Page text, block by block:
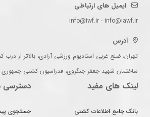
ایمیل های ارتباطی
info@iwf.ir - info@iawf.ir
آدرس
تهران، ضلع غربی استادیوم ورزشی آزادی، بالاتر از
ساختمان شهید جعفر جنگروی، فدراسیون کشتی جمهوری
لینک های مفید
بانک جامع اطلاعات کشتی
دسترسی
جستجوی